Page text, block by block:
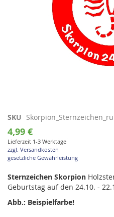
Zum
Anfang
der
Bildgalerie
springen
SKU
4,99 €
Lieferzeit 1-3 Werktage
zzgl. Versandkosten
gesetzliche Gewährleistung
Sternzeichen Skorpion
Geburtstag auf den 24.10. -
Abb.: Beispielfarbe!